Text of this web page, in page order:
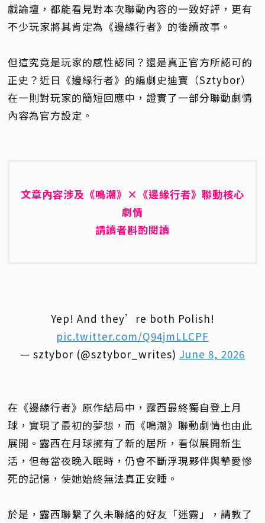
戲論壇，都能看見對本次聯動內容的一致好評，更有
不少玩家將其肯定為《邊緣行者》的後續故事。
但這究竟是玩家的感性認同？還是真正官方所認可的
正史？近日《邊緣行者》的編劇史迪寶（Sztybor）
在一則對玩家的簡短回應中，證實了一部分聯動劇情
內容為官方設定。
文章內容涉及《鳴潮》×《邊緣行者》聯動核心
劇情
請讀者斟酌閱讀
Yep! And they’re both Polish!
pic.twitter.com/Q94jmLLCPF
— sztybor (@sztybor_writes) June 8, 2026
在《邊緣行者》原作結局中，露西最終獨自登上月
球，實現了最初的夢想，而《鳴潮》聯動劇情也由此
展開。露西在月球擁有了新的居所，看似展開新生
活，但每當夜晚入眠時，仍會不斷浮現夥伴與摯愛慘
死的記憶，使她始終無法真正安睡。
於是，露西聯繫了久未聯絡的好友「迷霧」，請教了